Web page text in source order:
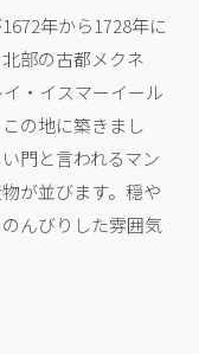
年から1728年に
部の古都メクネ
・イスマーイール
の地に築きまし
門と言われるマン
が並びます。穏や
んびりした雰囲気